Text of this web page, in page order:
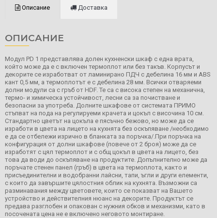
Описание Доставка
ОПИСАНИЕ
Модул PD 1 представлява долен кухненски шкаф с една врата,
който може да е с включен термоплот или без такъв. Корпусът и
декорите се изработват от ламинирано ПДЧ с дебелина 16 мм и ABS
кант 0,5 мм, а термоплотът е с дебелина 28 мм. Всички отваряеми
долни модули са с гръб от HDF. Те са с висока степен на механична,
термо- и химическа устойчивост, лесни са за почистване и
безопасни за употреба. Долните шкафове от системата ПРИМО
стъпват на пода на регулируеми крачета и цокъл с височина 10 см.
Стандартно цветът на цокъла е пясъчно бежово, но може да се
изработи в цвета на лицето на кухнята без оскъпяване /необходимо
е да се отбележи изрично в бланката за поръчка/.При поръчка на
конфигурация от долни шкафове (повече от 2 броя) може да се
изработят с цял термоплот и с общ цокъл в цвета на лицето, без
това да води до оскъпяване на продуктите. Допълнително може да
поръчате стенен панел (гръб) в цвета на термоплота, както и
присъединителни и водобранни лайсни, тапи, ъгли и други елементи,
с които да завършите цялостния облик на кухнята. Възможни са
разминавания между цветовете, които се показват на Вашето
устройство и действителния нюанс на декорите. Продуктът се
предава разглобен и опакован с нужния обков и механизми, като в
посочената цена не е включено неговото монтиране.